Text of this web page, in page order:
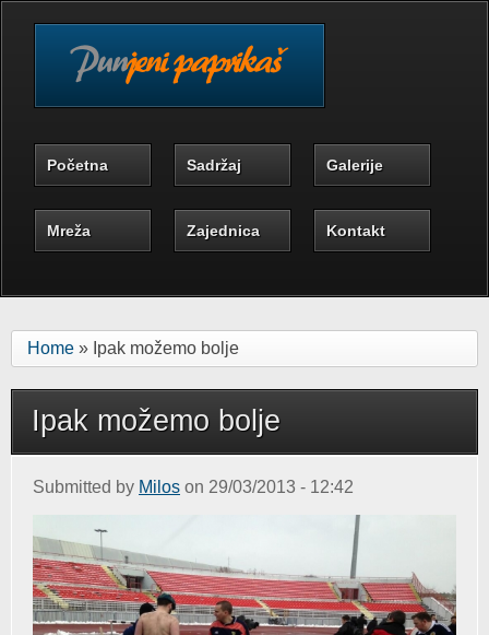
Početna Sadržaj Galerije
Mreža Zajednica Kontakt
Home » Ipak možemo bolje
Ipak možemo bolje
Submitted by Milos on 29/03/2013 - 12:42